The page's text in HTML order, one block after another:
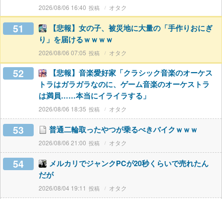
2026/08/06 16:40 オタク
51
【悲報】女の子、被災地に大量の「手作りおにぎ
り」を届けるｗｗｗｗ
2026/08/06 07:05 オタク
52
【悲報】音楽愛好家「クラシック音楽のオーケス
トラはガラガラなのに、ゲーム音楽のオーケストラ
は満員……本当にイライラする」
2026/08/06 18:35 オタク
53 普通二輪取ったやつが乗るべきバイクｗｗｗ
2026/08/06 21:00 オタク
54
メルカリでジャンクPCが20秒くらいで売れたん
だが
2026/08/04 19:11 オタク